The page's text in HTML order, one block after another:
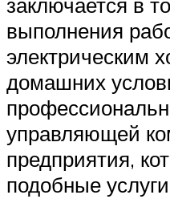
выполнения
электрическим
домашних
управляющей
предприятия,
подобные услуги